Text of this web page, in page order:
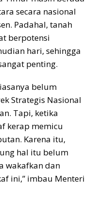
secara nasional
Padahal, tanah
berpotensi
hari, sehingga
penting.
belum
Strategis Nasional
Tapi, ketika
kerap memicu
Karena itu,
hal itu belum
wakafkan dan
ini,” imbau Menteri